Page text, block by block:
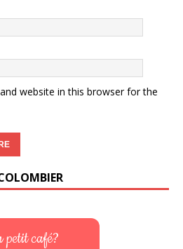
website in this browser for the
petit café?